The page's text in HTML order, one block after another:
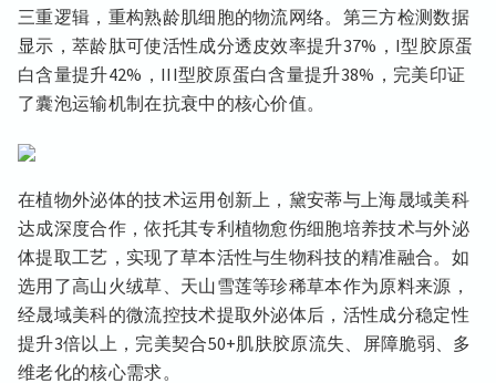
三重逻辑，重构熟龄肌细胞的物流网络。第三方检测数据
显示，萃龄肽可使活性成分透皮效率提升37%，I型胶原蛋
白含量提升42%，III型胶原蛋白含量提升38%，完美印证
了囊泡运输机制在抗衰中的核心价值。
在植物外泌体的技术运用创新上，黛安蒂与上海晟域美科
达成深度合作，依托其专利植物愈伤细胞培养技术与外泌
体提取工艺，实现了草本活性与生物科技的精准融合。如
选用了高山火绒草、天山雪莲等珍稀草本作为原料来源，
经晟域美科的微流控技术提取外泌体后，活性成分稳定性
提升3倍以上，完美契合50+肌肤胶原流失、屏障脆弱、多
维老化的核心需求。